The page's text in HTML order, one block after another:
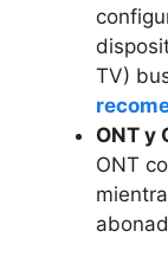
TV)
ONT y
ONT